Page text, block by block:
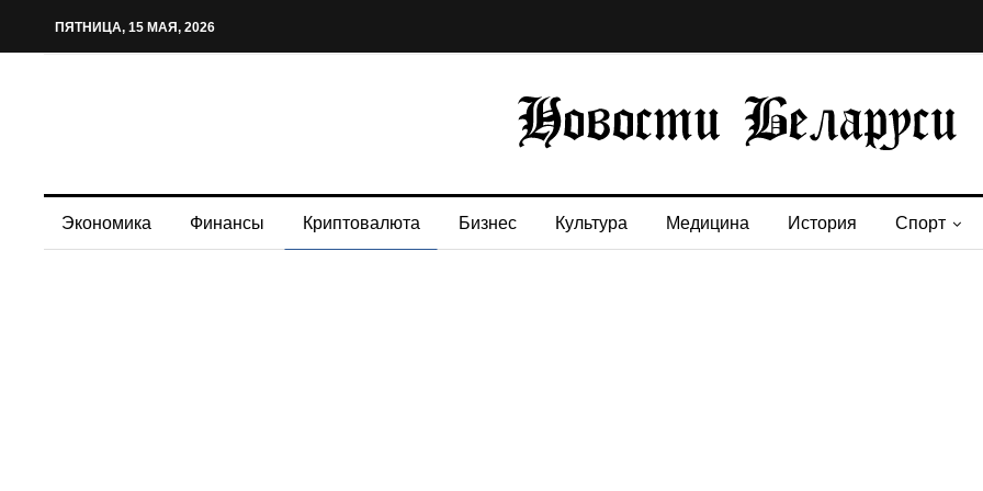
ПЯТНИЦА, 15 МАЯ, 2026
Экономика Финансы Криптовалюта Бизнес Культура Медицина История Спорт